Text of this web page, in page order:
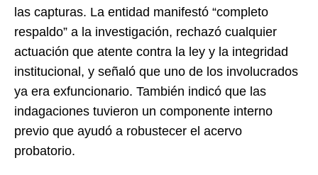
las capturas. La entidad manifestó “completo
respaldo” a la investigación, rechazó cualquier
actuación que atente contra la ley y la integridad
institucional, y señaló que uno de los involucrados
ya era exfuncionario. También indicó que las
indagaciones tuvieron un componente interno
previo que ayudó a robustecer el acervo
probatorio.